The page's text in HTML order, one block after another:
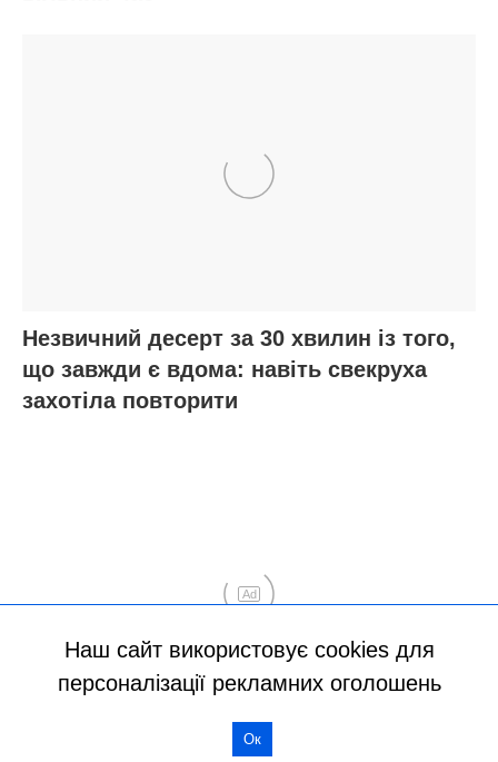
Наш сайт використовує cookies для
персоналізації рекламних оголошень
Ок